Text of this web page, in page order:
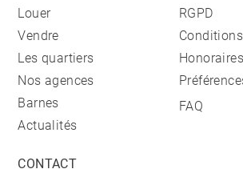
Louer
Vendre
Les quartiers
Nos agences
Barnes
Actualités
RGPD
FAQ
CONTACT